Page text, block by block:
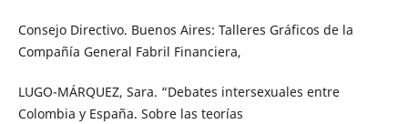
Consejo Directivo. Buenos Aires: Talleres Gráficos de la
Compañía General Fabril Financiera,
LUGO-MÁRQUEZ, Sara. “Debates intersexuales entre
Colombia y España. Sobre las teorías